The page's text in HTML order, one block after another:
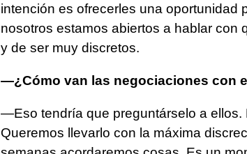
intención es ofrecerles una oportunidad
nosotros estamos abiertos a hablar con
y de ser muy discretos.
—¿Cómo van las negociaciones con
—Eso tendría que preguntárselo a ellos.
Queremos llevarlo con la máxima